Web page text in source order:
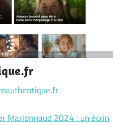
Marionnaud 2024 : un écrin